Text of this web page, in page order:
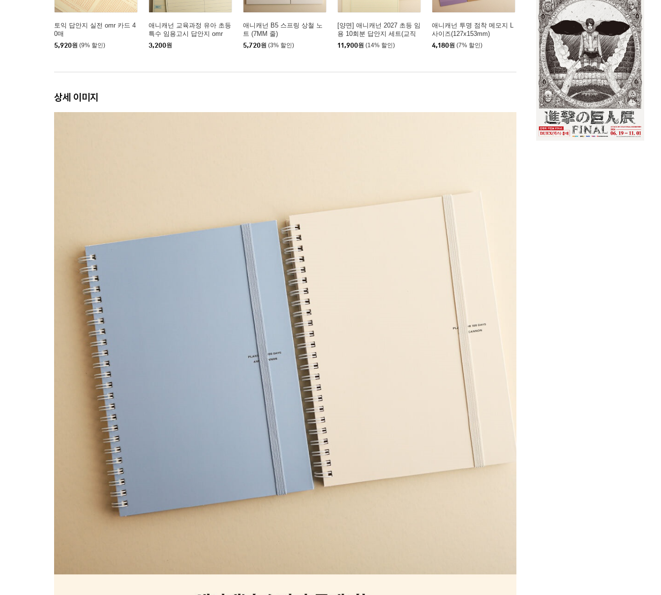
토익 답안지 실전 omr 카드 4
0매
5,920원 (9% 할인)
애니캐넌 교육과정 유아 초등
특수 임용고시 답안지 omr
3,200원
애니캐넌 B5 스프링 상철 노
트 (7MM 줄)
5,720원 (3% 할인)
[양면] 애니캐넌 2027 초등 임
용 10회분 답안지 세트(교직
논술+교육과정)
11,900원 (14% 할인)
애니캐넌 투명 점착 메모지 L
사이즈(127x153mm)
4,180원 (7% 할인)
상세 이미지